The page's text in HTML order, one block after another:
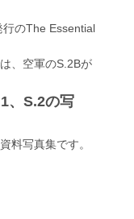
のThe Essential
、空軍のS.2Bが
、S.2の写
料写真集です。